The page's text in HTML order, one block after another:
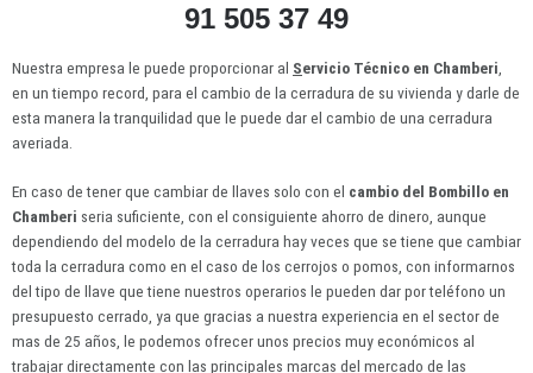
91 505 37 49
Nuestra empresa le puede proporcionar al Servicio Técnico en Chamberi
en un tiempo record, para el cambio de la cerradura de su vivienda y darle de
esta manera la tranquilidad que le puede dar el cambio de una cerradura
averiada.
En caso de tener que cambiar de llaves solo con el cambio del Bombillo en
Chamberi seria suficiente, con el consiguiente ahorro de dinero, aunque
dependiendo del modelo de la cerradura hay veces que se tiene que cambiar
toda la cerradura como en el caso de los cerrojos o pomos, con informarnos
del tipo de llave que tiene nuestros operarios le pueden dar por teléfono un
presupuesto cerrado, ya que gracias a nuestra experiencia en el sector de
mas de 25 años, le podemos ofrecer unos precios muy económicos al
trabajar directamente con las principales marcas del mercado de las